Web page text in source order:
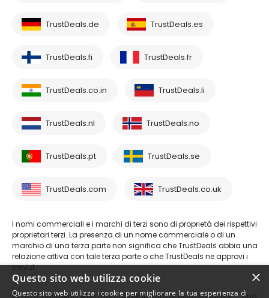
TrustDeals.de TrustDeals.es
TrustDeals.fi TrustDeals.fr
TrustDeals.co.in TrustDeals.li
TrustDeals.nl TrustDeals.no
TrustDeals.pt TrustDeals.se
TrustDeals.com TrustDeals.co.uk
I nomi commerciali e i marchi di terzi sono di proprietà dei rispettivi
proprietari terzi. La presenza di un nome commerciale o di un
marchio di una terza parte non significa che TrustDeals abbia una
relazione attiva con tale terza parte o che TrustDeals ne approvi i
servizi.
© 2026 TrustDeals è un marchio registrato di AMS Digital B.V. - Oud
×
Questo sito web utilizza cookie
Questo sito web utilizza i cookie per migliorare la tua esperienza di